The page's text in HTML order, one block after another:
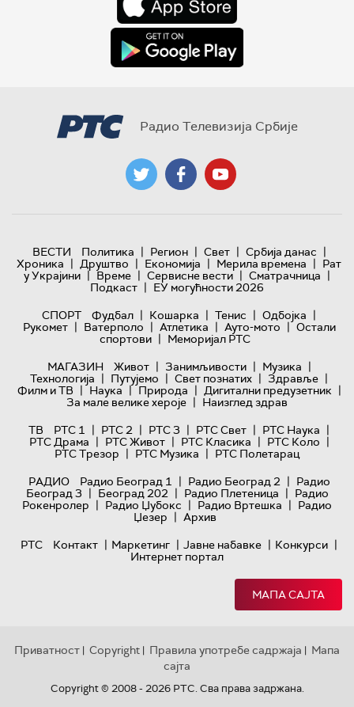
Радио Телевизија Србије
ВЕСТИ Политика | Регион | Свет | Србија данас |
Хроника | Друштво | Економија | Мерила времена | Рат
у Украјини | Време | Сервисне вести | Сматрачница |
Подкаст | ЕУ могућности 2026
СПОРТ
Фудбал | Кошарка | Тенис | Одбојка |
Рукомет | Ватерполо | Атлетика | Ауто-мото | Остали
спортови | Меморијал РТС
МАГАЗИН
Живот | Занимљивости | Музика |
Технологијa | Путујемо | Свет познатих | Здравље |
Филм и ТВ | Наука | Природа | Дигитални предузетник |
За мале велике хероје | Наизглед здрав
ТВ
РТС 1 | РТС 2 | РТС 3 | РТС Свет | РТС Наука |
РТС Драма | РТС Живот | РТС Класика | РТС Коло |
РТС Трезор | РТС Музика | РТС Полетарац
РАДИО
Радио Београд 1 | Радио Београд 2 | Радио
Београд 3 | Београд 202 | Радио Плетеница | Радио
Рокенролер | Радио Џубокс | Радио Вртешка | Радио
Џезер | Архив
РТС
Контакт | Маркетинг | Јавне набавке | Конкурси |
Интернет портал
МАПА САЈТА
Приватност | Copyright | Правила употребе садржаја | Мапа
сајта
Copyright © 2008 - 2026 РТС. Сва права задржана.